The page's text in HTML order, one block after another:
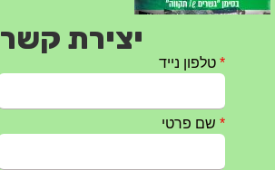
טקס ההתיחדות עם החללים לשנת 2025 – 10 יוני 2025
מופע הגבעטרון ב 10.10.2024 נדחה בשל המצב הבטחוני
יצירת קשר